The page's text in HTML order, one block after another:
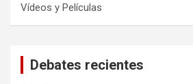
Vídeos y Películas
Debates recientes